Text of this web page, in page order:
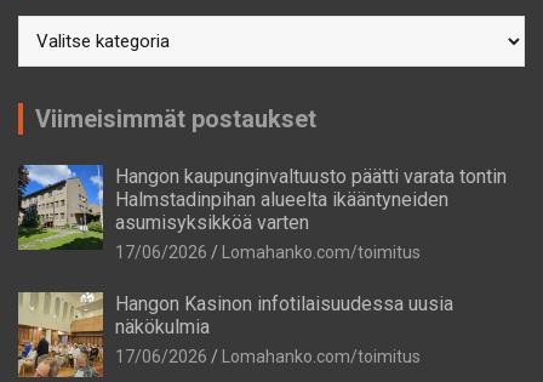
Viimeisimmät postaukset
Hangon kaupunginvaltuusto päätti varata tontin
Halmstadinpihan alueelta ikääntyneiden
asumisyksikköä varten
17/06/2026 Lomahanko.com/toimitus
Hangon Kasinon infotilaisuudessa uusia
näkökulmia
17/06/2026 Lomahanko.com/toimitus